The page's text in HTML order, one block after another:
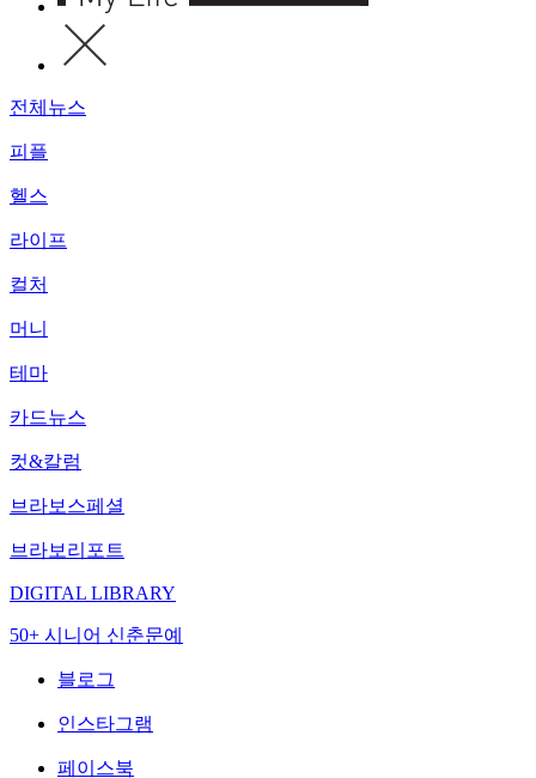
전체뉴스
피플
헬스
라이프
컬처
머니
테마
카드뉴스
컷&칼럼
브라보스페셜
브라보리포트
DIGITAL LIBRARY
50+ 시니어 신춘문예
블로그
인스타그램
페이스북